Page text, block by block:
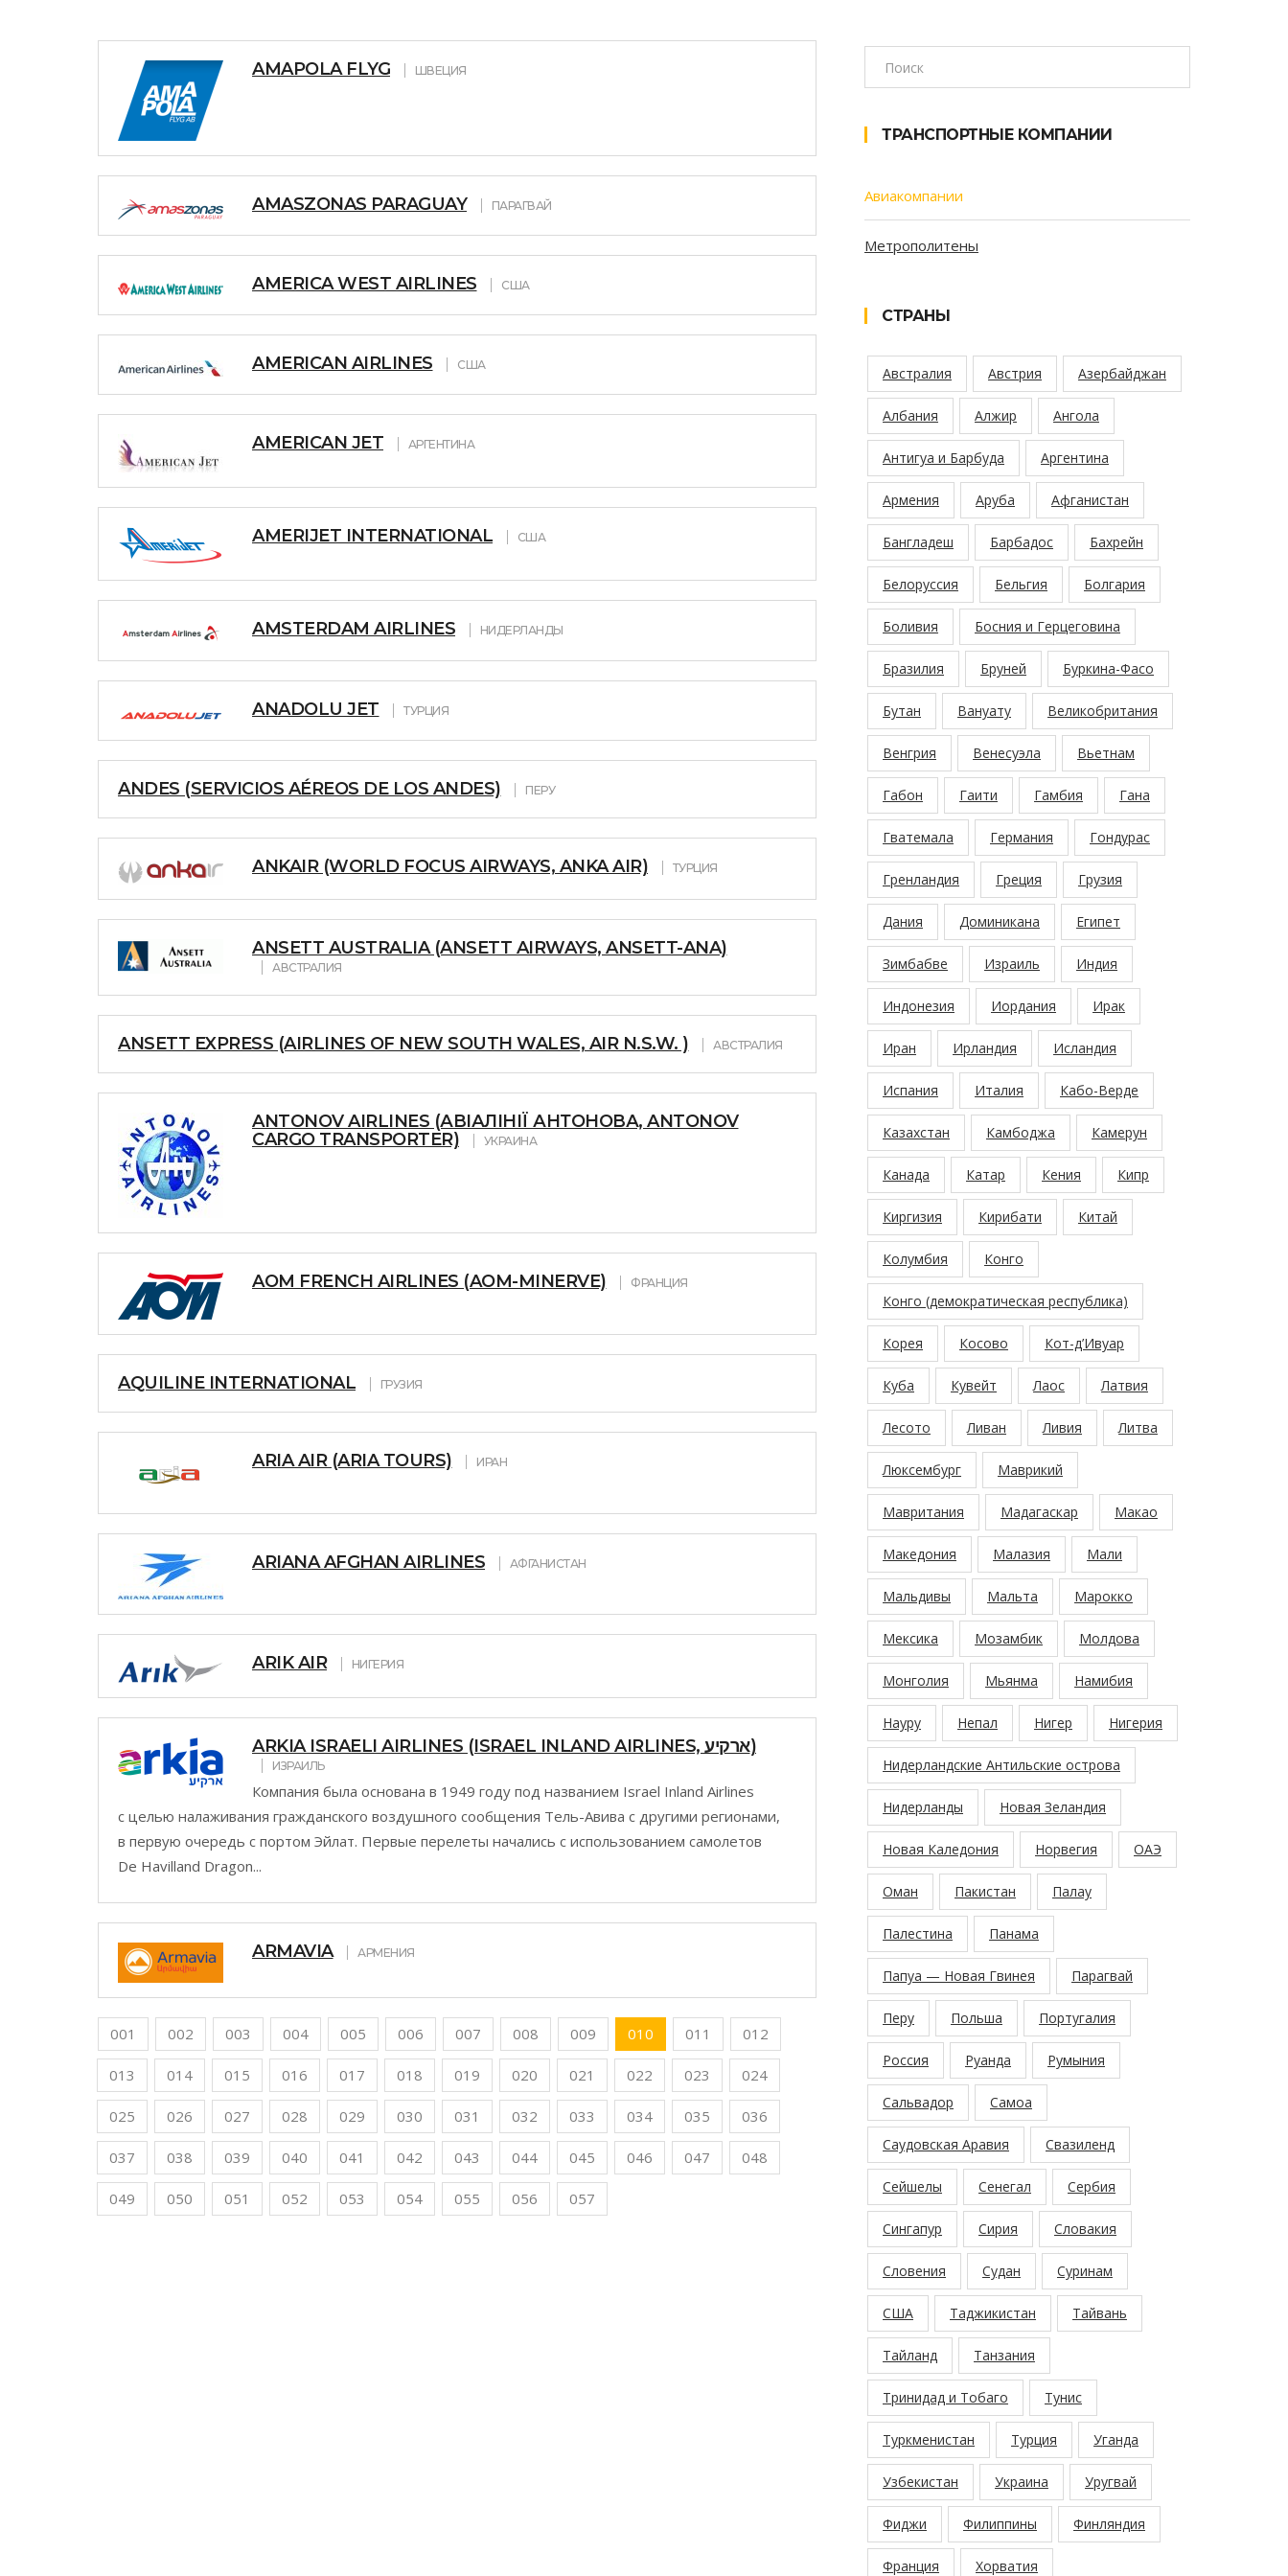
AMAPOLA FLYG ШВЕЦИЯ
AMASZONAS PARAGUAY ПАРАГВАЙ
AMERICA WEST AIRLINES США
AMERICAN AIRLINES США
AMERICAN JET АРГЕНТИНА
AMERIJET INTERNATIONAL США
AMSTERDAM AIRLINES НИДЕРЛАНДЫ
ANADOLU JET ТУРЦИЯ
ANDES (SERVICIOS AÉREOS DE LOS ANDES) ПЕРУ
ANKAIR (WORLD FOCUS AIRWAYS, ANKA AIR) ТУРЦИЯ
ANSETT AUSTRALIA (ANSETT AIRWAYS, ANSETT-ANA)
АВСТРАЛИЯ
ANSETT EXPRESS (AIRLINES OF NEW SOUTH WALES, AIR N.S.W. ) АВСТРАЛИЯ
ANTONOV AIRLINES (АВІАЛІНІЇ АНТОНОВА, ANTONOV
CARGO TRANSPORTER)
УКРАИНА
AOM FRENCH AIRLINES (AOM-MINERVE) ФРАНЦИЯ
AQUILINE INTERNATIONAL ГРУЗИЯ
ARIA AIR (ARIA TOURS) ИРАН
ARIANA AFGHAN AIRLINES АФГАНИСТАН
ARIK AIR НИГЕРИЯ
ARKIA ISRAELI AIRLINES (ISRAEL INLAND AIRLINES, ארקיע)
ИЗРАИЛЬ
Компания была основана в 1949 году под названием Israel Inland Airlines
с целью налаживания гражданского воздушного сообщения Тель-Авива с другими регионами,
в первую очередь с портом Эйлат. Первые перелеты начались с использованием самолетов
De Havilland Dragon...
ARMAVIA АРМЕНИЯ
001 002 003 004 005 006 007 008 009 010 011 012
013 014 015 016 017 018 019 020 021 022 023 024
025 026 027 028 029 030 031 032 033 034 035 036
037 038 039 040 041 042 043 044 045 046 047 048
049 050 051 052 053 054 055 056 057
ТРАНСПОРТНЫЕ КОМПАНИИ
Авиакомпании
Метрополитены
СТРАНЫ
Австралия Австрия Азербайджан
Албания Алжир Ангола
Антигуа и Барбуда Аргентина
Армения Аруба Афганистан
Бангладеш Барбадос Бахрейн
Белоруссия Бельгия Болгария
Боливия Босния и Герцеговина
Бразилия Бруней Буркина-Фасо
Бутан Вануату Великобритания
Венгрия Венесуэла Вьетнам
Габон Гаити Гамбия Гана
Гватемала Германия Гондурас
Гренландия Греция Грузия
Дания Доминикана Египет
Зимбабве Израиль Индия
Индонезия Иордания Ирак
Иран Ирландия Исландия
Испания Италия Кабо-Верде
Казахстан Камбоджа Камерун
Канада Катар Кения Кипр
Киргизия Кирибати Китай
Колумбия Конго
Конго (демократическая республика)
Корея Косово Кот-д’Ивуар
Куба Кувейт Лаос Латвия
Лесото Ливан Ливия Литва
Люксембург Маврикий
Мавритания Мадагаскар Макао
Македония Малазия Мали
Мальдивы Мальта Марокко
Мексика Мозамбик Молдова
Монголия Мьянма Намибия
Науру Непал Нигер Нигерия
Нидерландские Антильские острова
Нидерланды Новая Зеландия
Новая Каледония Норвегия ОАЭ
Оман Пакистан Палау
Палестина Панама
Папуа — Новая Гвинея Парагвай
Перу Польша Португалия
Россия Руанда Румыния
Сальвадор Самоа
Саудовская Аравия Свазиленд
Сейшелы Сенегал Сербия
Сингапур Сирия Словакия
Словения Судан Суринам
США Таджикистан Тайвань
Тайланд Танзания
Тринидад и Тобаго Тунис
Туркменистан Турция Уганда
Узбекистан Украина Уругвай
Фиджи Филиппины Финляндия
Франция Хорватия